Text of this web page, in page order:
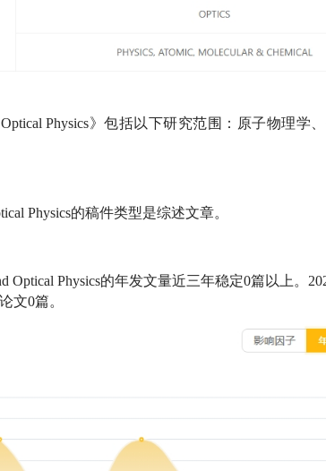
Optical Physics》包括以下研究范围：原子物理
Physics的稿件类型是综述文章。
Optical Physics的年发文量近三年稳定0篇以上。
文0篇。